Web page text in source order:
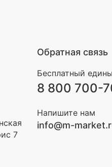
7
Обратная связь
Бесплатный
8 800 700-
Напишите нам
info@m-